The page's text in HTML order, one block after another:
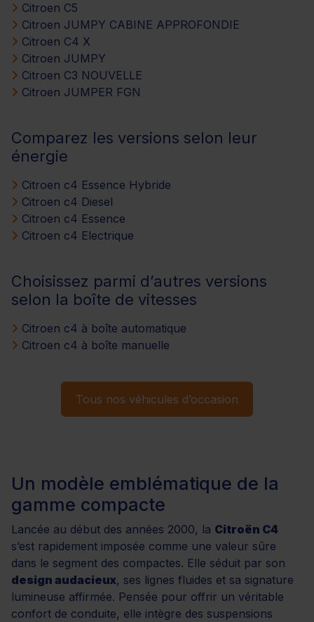
Citroen C5
Citroen JUMPY CABINE APPROFONDIE
Citroen C4 X
Citroen JUMPY
Citroen C3 NOUVELLE
Citroen JUMPER FGN
Comparez les versions selon leur
énergie
Citroen c4 Essence Hybride
Citroen c4 Diesel
Citroen c4 Essence
Citroen c4 Electrique
Choisissez parmi d’autres versions
selon la boîte de vitesses
Citroen c4 à boîte automatique
Citroen c4 à boîte manuelle
Tous nos véhicules d’occasion
Un modèle emblématique de la
gamme compacte
Lancée au début des années 2000, la Citroën C4
s’est rapidement imposée comme une valeur sûre
dans le segment des compactes. Elle séduit par son
design audacieux, ses lignes fluides et sa signature
lumineuse affirmée. Pensée pour offrir un véritable
confort de conduite, elle intègre des suspensions